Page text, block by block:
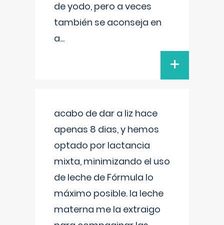
de yodo, pero a veces
también se aconseja en
a...
+
acabo de dar a liz hace
apenas 8 dias, y hemos
optado por lactancia
mixta, minimizando el uso
de leche de Fórmula lo
máximo posible. la leche
materna me la extraigo